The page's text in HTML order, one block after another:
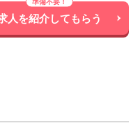
人を紹介してもらう